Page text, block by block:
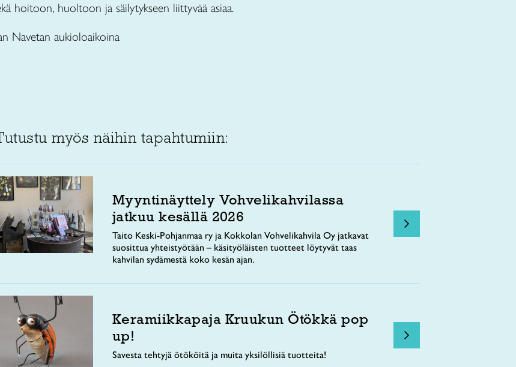
hoitoon, huoltoon ja säilytykseen liittyvää asiaa.
Navetan aukioloaikoina
myös näihin tapahtumiin:
Myyntinäyttely Vohvelikahvilassa
jatkuu kesällä 2026
Taito Keski-Pohjanmaa ry ja Kokkolan Vohvelikahvila Oy jatkavat
suosittua yhteistyötään – käsityöläisten tuotteet löytyvät taas
kahvilan sydämestä koko kesän ajan.
Keramiikkapaja Kruukun Ötökkä pop
up!
Savesta tehtyjä ötököitä ja muita yksilöllisiä tuotteita!